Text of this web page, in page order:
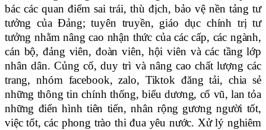
bác các quan điểm sai trái, thù địch, bảo vệ nền tảng tư
tưởng của Đảng; tuyên truyền, giáo dục chính trị tư
tưởng nhằm nâng cao nhận thức của các cấp, các ngành,
cán bộ, đảng viên, đoàn viên, hội viên và các tầng lớp
nhân dân. Củng cố, duy trì và nâng cao chất lượng các
trang, nhóm facebook, zalo, Tiktok đăng tải, chia sẻ
những thông tin chính thống, biểu dương, cổ vũ, lan tỏa
những điển hình tiên tiến, nhân rộng gương người tốt,
việc tốt, các phong trào thi đua yêu nước. Xử lý nghiêm